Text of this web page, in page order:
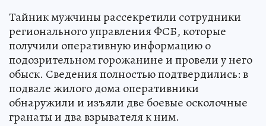
Тайник мужчины рассекретили сотрудники
регионального управления ФСБ, которые
получили оперативную информацию о
подозрительном горожанине и провели у него
обыск. Сведения полностью подтвердились: в
подвале жилого дома оперативники
обнаружили и изъяли две боевые осколочные
гранаты и два взрывателя к ним.